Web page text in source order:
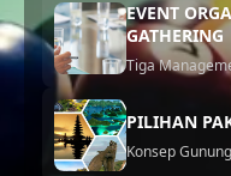
EVENT
GATHERING
Tiga
PILIHAN
Konsep